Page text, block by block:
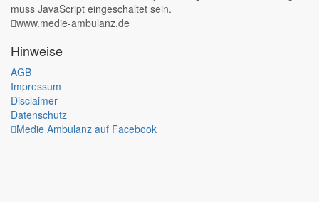
muss JavaScript eingeschaltet sein.
www.medie-ambulanz.de
Hinweise
AGB
Impressum
Disclaimer
Datenschutz
Medie Ambulanz auf Facebook